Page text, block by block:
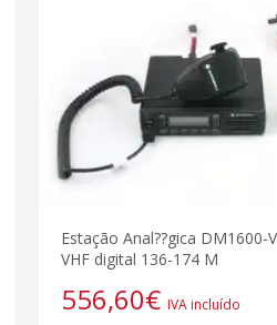
Estação Anal??gica DM1600-
VHF digital 136-174 M
556,60€ IVA incluído